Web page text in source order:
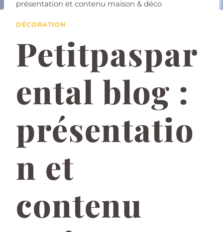
présentation et contenu maison & déco
DÉCORATION
Petitpaspar
ental blog :
présentatio
n et
contenu